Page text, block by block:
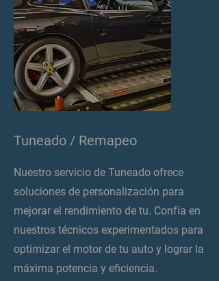
Tuneado / Remapeo
Nuestro servicio de Tuneado ofrece
soluciones de personalización para
mejorar el rendimiento de tu. Confía en
nuestros técnicos experimentados para
optimizar el motor de tu auto y lograr la
máxima potencia y eficiencia.